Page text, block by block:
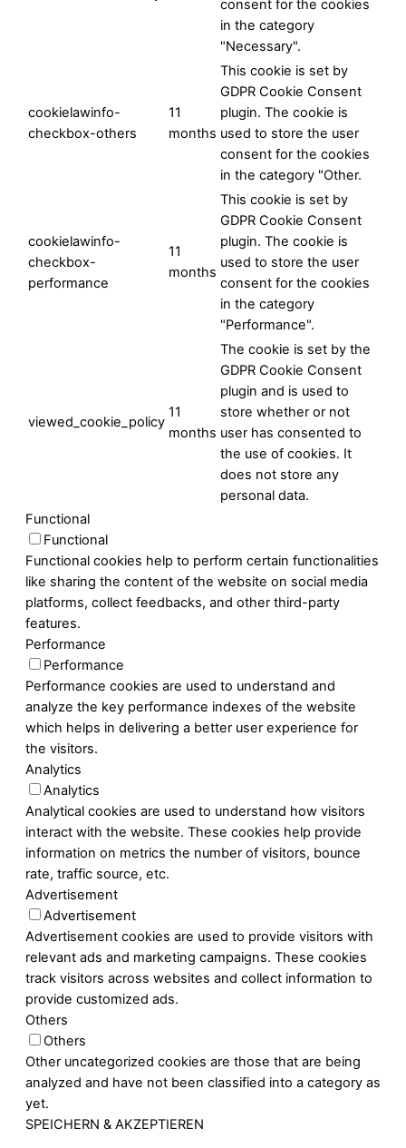
consent for the cookies
in the category
"Necessary".
cookielawinfo-
checkbox-others
11
months
This cookie is set by
GDPR Cookie Consent
plugin. The cookie is
used to store the user
consent for the cookies
in the category "Other.
cookielawinfo-
checkbox-
performance
11
months
This cookie is set by
GDPR Cookie Consent
plugin. The cookie is
used to store the user
consent for the cookies
in the category
"Performance".
viewed_cookie_policy
11
months
The cookie is set by the
GDPR Cookie Consent
plugin and is used to
store whether or not
user has consented to
the use of cookies. It
does not store any
personal data.
Functional
Functional
Functional cookies help to perform certain functionalities
like sharing the content of the website on social media
platforms, collect feedbacks, and other third-party
features.
Performance
Performance
Performance cookies are used to understand and
analyze the key performance indexes of the website
which helps in delivering a better user experience for
the visitors.
Analytics
Analytics
Analytical cookies are used to understand how visitors
interact with the website. These cookies help provide
information on metrics the number of visitors, bounce
rate, traffic source, etc.
Advertisement
Advertisement
Advertisement cookies are used to provide visitors with
relevant ads and marketing campaigns. These cookies
track visitors across websites and collect information to
provide customized ads.
Others
Others
Other uncategorized cookies are those that are being
analyzed and have not been classified into a category as
yet.
SPEICHERN & AKZEPTIEREN